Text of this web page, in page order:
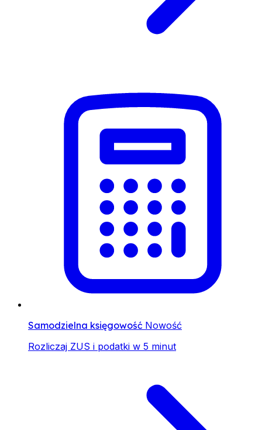
Samodzielna księgowość Nowość
Rozliczaj ZUS i podatki w 5 minut